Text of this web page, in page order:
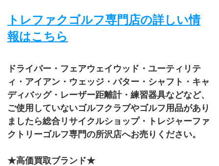
トレファクゴルフ専門店の詳しい情
報はこちら
ドライバー・フェアウェイウッド・ユーティリテ
ィ・アイアン・ウェッジ・パター・シャフト・キャ
ディバッグ・レーザー距離計・練習器具などなど、
ご使用していないゴルフクラブやゴルフ用品があり
ましたら総合リサイクルショップ・トレジャーファ
クトリーゴルフ専門の所沢店へお売りください。
★高価買取ブランド★